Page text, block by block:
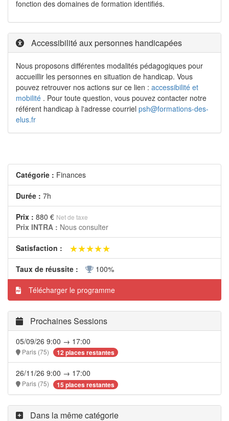
fonction des domaines de formation identifiés.
Accessibilité aux personnes handicapées
Nous proposons différentes modalités pédagogiques pour
accueillir les personnes en situation de handicap. Vous
pouvez retrouver nos actions sur ce lien : accessibilité et
mobilité . Pour toute question, vous pouvez contacter notre
référent handicap à l'adresse courriel psh@formations-des-
elus.fr
Catégorie : Finances
Durée : 7h
Prix : 880 € Net de taxe
Prix INTRA : Nous consulter
Satisfaction : ★★★★★
★★★★★
Taux de réussite : 100%
Télécharger le programme
Prochaines Sessions
05/09/26 9:00 → 17:00
Paris (75) 12 places restantes
26/11/26 9:00 → 17:00
Paris (75) 15 places restantes
Dans la même catégorie